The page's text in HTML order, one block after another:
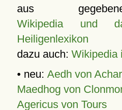
aus
Wikipedia und
Heiligenlexikon
dazu auch: Wikipedia
• neu: Aedh von
Maedhog von
Agericus von Tours